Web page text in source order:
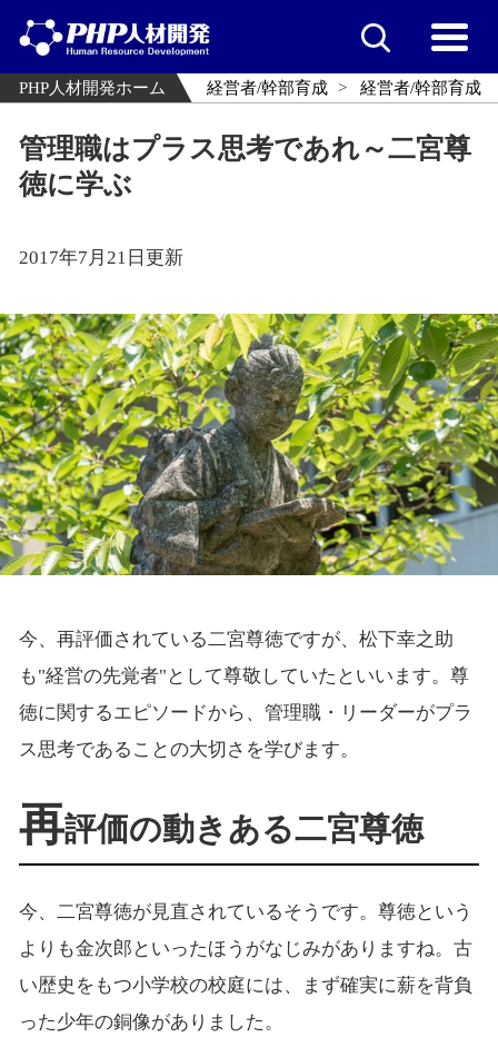
PHP人材開発ホーム 経営者/幹部育成 経営者/幹部育成
管理職はプラス思考であれ～二宮尊
徳に学ぶ
2017年7月21日更新
今、再評価されている二宮尊徳ですが、松下幸之助
も"経営の先覚者"として尊敬していたといいます。尊
徳に関するエピソードから、管理職・リーダーがプラ
ス思考であることの大切さを学びます。
再評価の動きある二宮尊徳
今、二宮尊徳が見直されているそうです。尊徳という
よりも金次郎といったほうがなじみがありますね。古
い歴史をもつ小学校の校庭には、まず確実に薪を背負
った少年の銅像がありました。